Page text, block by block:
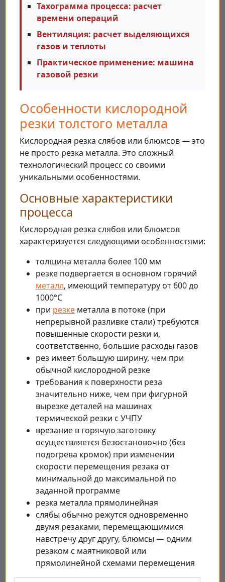
Тахограмма процесса: расчет
времени операций
Вентиляция: расчет выделяющихся
газов и теплоты
Практическое применение: машина
газовой резки
Особенности кислородной
резки толстого металла
Кислородная резка слябов или блюмсов — это
не просто резка металла. Это сложный
технологический процесс со своими
уникальными особенностями.
Основные характеристики
процесса
Кислородная резка слябов или блюмсов
характеризуется следующими особенностями:
толщина металла более 100 мм
резке подвергается в основном горячий
металл, имеющий температуру от 600 до
1000°C
при резке металла в потоке (при
непрерывной разливке стали) требуются
повышенные скорости резки и,
соответственно, большие расходы газов
рез имеет большую ширину, чем при
обычной кислородной резке
требования к поверхности реза
значительно ниже, чем при фигурной
вырезке деталей на машинах
термической резки с УЧПУ
врезание в горячую заготовку
осуществляется безостановочно (без
подогрева кромок) при изменении
скорости перемещения резака от
минимальной до максимальной по
заданной программе
резка металла прямолинейная
слябы обычно режутся одновременно
двумя резаками, перемещающимися
навстречу друг другу, блюмсы — одним
резаком с маятниковой или
прямолинейной схемами перемещения